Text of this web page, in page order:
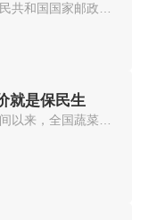
就是保民生
近一段时间以来，全国蔬菜价格出...